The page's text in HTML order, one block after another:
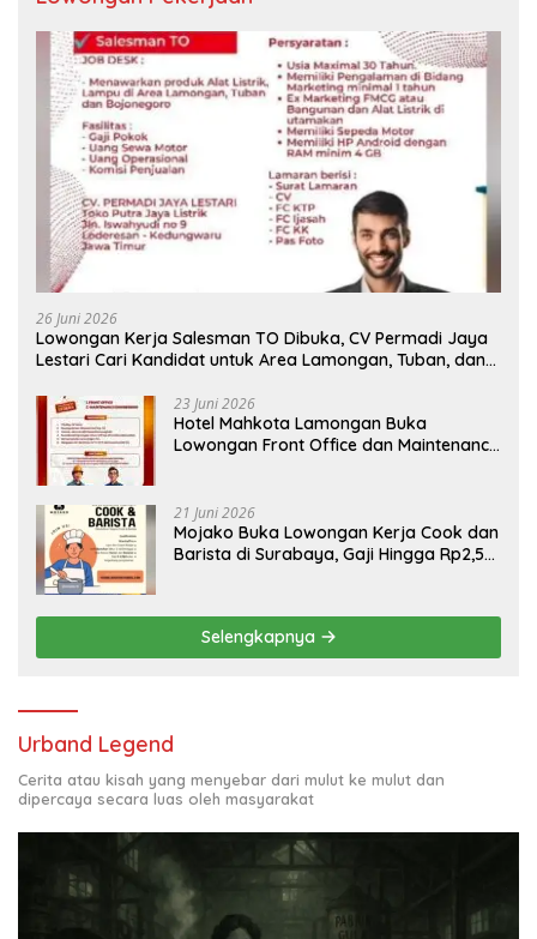
26 Juni 2026
Lowongan Kerja Salesman TO Dibuka, CV Permadi Jaya
Lestari Cari Kandidat untuk Area Lamongan, Tuban, dan
23 Juni 2026
Hotel Mahkota Lamongan Buka
Lowongan Front Office dan Maintenance
21 Juni 2026
Mojako Buka Lowongan Kerja Cook dan
Barista di Surabaya, Gaji Hingga Rp2,5
Selengkapnya
Urband Legend
Cerita atau kisah yang menyebar dari mulut ke mulut dan
dipercaya secara luas oleh masyarakat